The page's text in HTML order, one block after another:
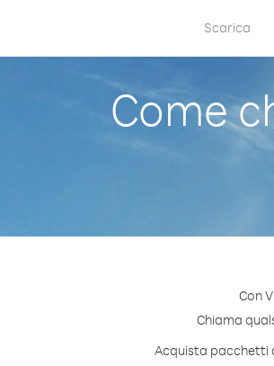
Scarica
Come
Con
Chiama
Acquista pacchetti